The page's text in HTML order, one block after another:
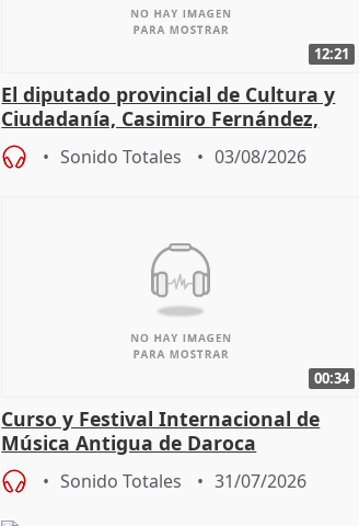
12:21
El diputado provincial de Cultura y
Ciudadanía, Casimiro Fernández,
sobre el balance de entradas
Sonido Totales 03/08/2026
00:34
Curso y Festival Internacional de
Música Antigua de Daroca
Sonido Totales 31/07/2026